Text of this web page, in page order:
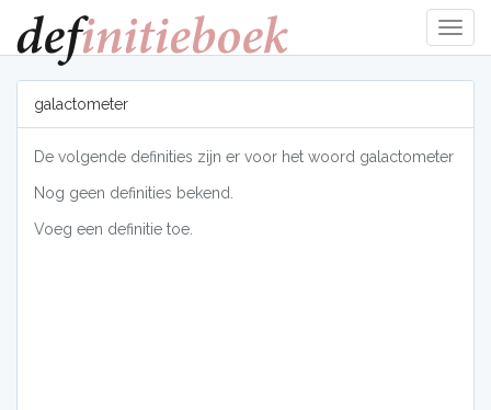
tonen
galactometer
De volgende definities zijn er voor het woord galactometer
Nog geen definities bekend.
Voeg een definitie toe.